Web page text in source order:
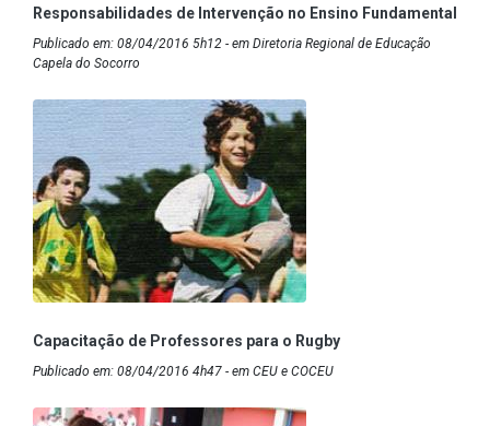
Responsabilidades de Intervenção no Ensino Fundamental
Publicado em: 08/04/2016 5h12 - em Diretoria Regional de Educação
Capela do Socorro
Capacitação de Professores para o Rugby
Publicado em: 08/04/2016 4h47 - em CEU e COCEU